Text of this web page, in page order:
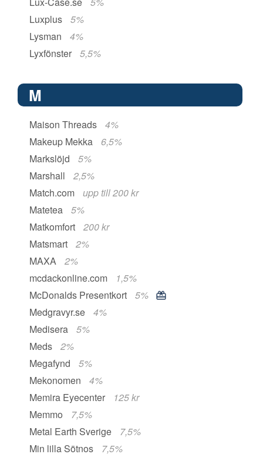
Luxplus
5%
Lysman
4%
Lyxfönster
5,5%
M
Maison Threads
4%
Makeup Mekka
6,5%
Markslöjd
5%
Marshall
2,5%
Match.com
upp till 200 kr
Matetea
5%
Matkomfort
200 kr
Matsmart
2%
MAXA
2%
mcdackonline.com
1,5%
McDonalds Presentkort
5%
Medgravyr.se
4%
Medisera
5%
Meds
2%
Megafynd
5%
Mekonomen
4%
Memira Eyecenter
125 kr
Memmo
7,5%
Metal Earth Sverige
7,5%
Min lilla Sötnos
7,5%